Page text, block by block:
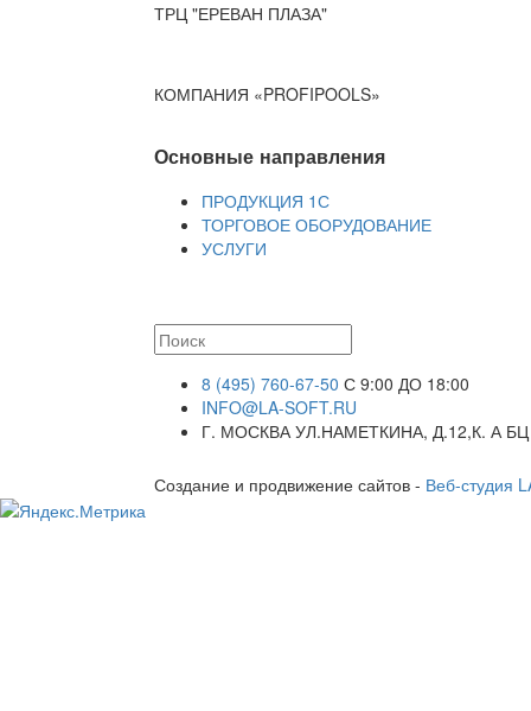
ТРЦ "ЕРЕВАН ПЛАЗА"
КОМПАНИЯ «PROFIPOOLS»
Основные направления
ПРОДУКЦИЯ 1С
ТОРГОВОЕ ОБОРУДОВАНИЕ
УСЛУГИ
8 (495) 760-67-50 С 9:00 ДО 18:00
INFO@LA-SOFT.RU
Г. МОСКВА УЛ.НАМЕТКИНА, Д.12,К. А
Создание и продвижение сайтов - Веб-студия